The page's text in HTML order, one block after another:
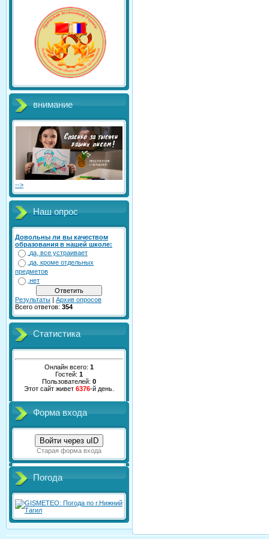
внимание
-->
Наш опрос
Довольны ли вы качеством
образования в нашей школе:
да, все устраивает
да, кроме отдельных
предметов
нет
Результаты | Архив опросов
Всего ответов: 354
Статистика
Онлайн всего: 1
Гостей: 1
Пользователей: 0
Этот сайт живет 6376-й день.
Форма входа
Войти через uID
Старая форма входа
Погода